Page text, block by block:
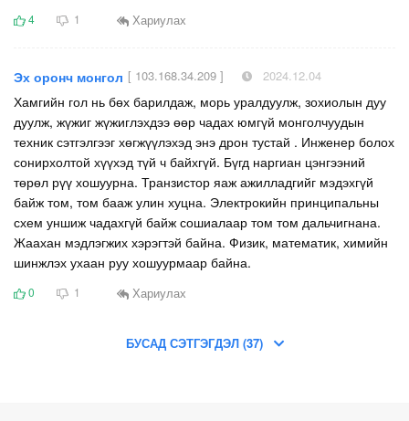
4 1 Хариулах
Эх оронч монгол [ 103.168.34.209 ] 2024.12.04
Хамгийн гол нь бөх барилдаж, морь уралдуулж, зохиолын дуу
дуулж, жүжиг жүжиглэхдээ өөр чадах юмгүй монголчуудын
техник сэтгэлгээг хөгжүүлэхэд энэ дрон тустай . Инженер болох
сонирхолтой хүүхэд түй ч байхгүй. Бүгд наргиан цэнгээний
төрөл рүү хошуурна. Транзистор яаж ажилладгийг мэдэхгүй
байж том, том бааж улин хуцна. Электрокийн принципальны
схем уншиж чадахгүй байж сошиалаар том том дальчигнана.
Жаахан мэдлэгжих хэрэгтэй байна. Физик, математик, химийн
шинжлэх ухаан руу хошуурмаар байна.
0 1 Хариулах
БУСАД СЭТГЭГДЭЛ (37)